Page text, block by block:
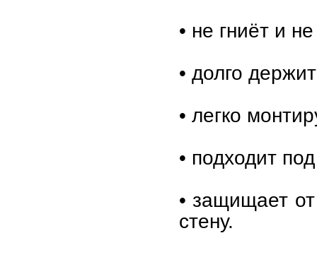
• не гниёт и
• долго
• легко
• подходит
• защищает
стену.